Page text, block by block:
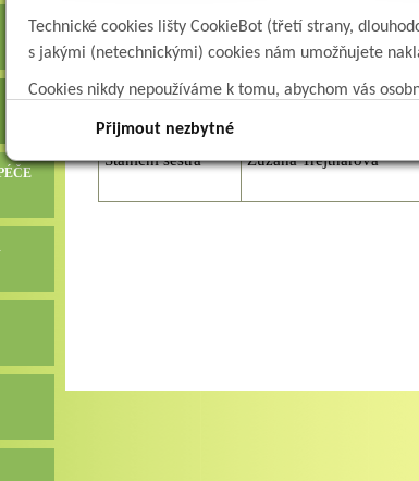
Objekt Malínský (izolace)
Pozice Jméno
Staniční sestra Zuzana Trejtnarová
Technické cookies lišty CookieBot (třetí strany,
s jakými (netechnickými) cookies nám umožňujete
Cookies nikdy nepoužíváme k tomu, abychom vás
Přijmout nezbytné